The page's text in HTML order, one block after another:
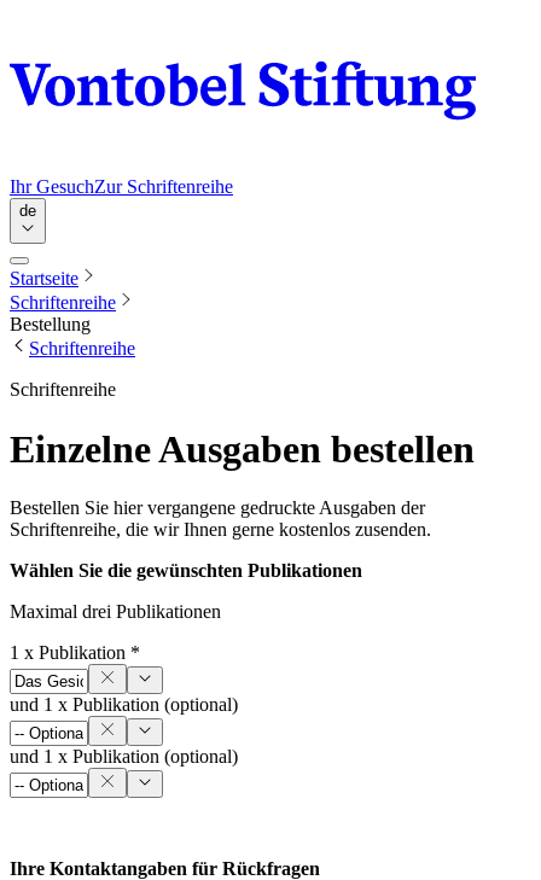
Ihr GesuchZur Schriftenreihe
de
Startseite
Schriftenreihe
Bestellung
Schriftenreihe
Schriftenreihe
Einzelne Ausgaben bestellen
Bestellen Sie hier vergangene gedruckte Ausgaben der
Schriftenreihe, die wir Ihnen gerne kostenlos zusenden.
Wählen Sie die gewünschten Publikationen
Maximal drei Publikationen
1 x Publikation *
und 1 x Publikation (optional)
und 1 x Publikation (optional)
Ihre Kontaktangaben für Rückfragen